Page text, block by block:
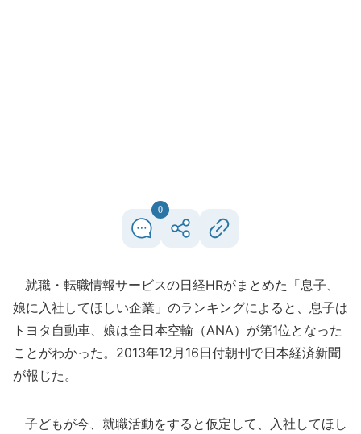
0
就職・転職情報サービスの日経HRがまとめた「息子、
娘に入社してほしい企業」のランキングによると、息子は
トヨタ自動車、娘は全日本空輸（ANA）が第1位となった
ことがわかった。2013年12月16日付朝刊で日本経済新聞
が報じた。
子どもが今、就職活動をすると仮定して、入社してほし